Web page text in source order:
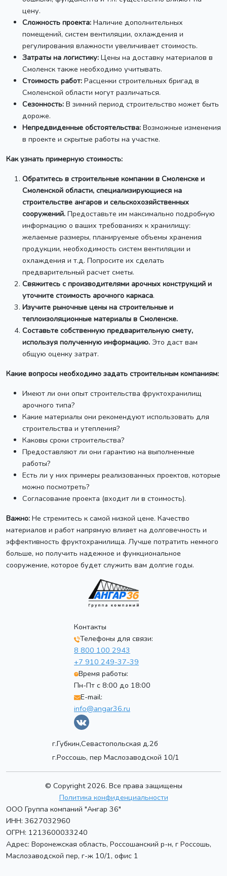
цену.
Сложность проекта: Наличие дополнительных
помещений, систем вентиляции, охлаждения и
регулирования влажности увеличивает стоимость.
Затраты на логистику: Цены на доставку материалов в
Смоленск также необходимо учитывать.
Стоимость работ: Расценки строительных бригад в
Смоленской области могут различаться.
Сезонность: В зимний период строительство может быть
дороже.
Непредвиденные обстоятельства: Возможные изменения
в проекте и скрытые работы на участке.
Как узнать примерную стоимость:
Обратитесь в строительные компании в Смоленске и
Смоленской области, специализирующиеся на
строительстве ангаров и сельскохозяйственных
сооружений. Предоставьте им максимально подробную
информацию о ваших требованиях к хранилищу:
желаемые размеры, планируемые объемы хранения
продукции, необходимость систем вентиляции и
охлаждения и т.д. Попросите их сделать
предварительный расчет сметы.
Свяжитесь с производителями арочных конструкций и
уточните стоимость арочного каркаса.
Изучите рыночные цены на строительные и
теплоизоляционные материалы в Смоленске.
Составьте собственную предварительную смету,
используя полученную информацию. Это даст вам
общую оценку затрат.
Какие вопросы необходимо задать строительным компаниям:
Имеют ли они опыт строительства фруктохранилищ
арочного типа?
Какие материалы они рекомендуют использовать для
строительства и утепления?
Каковы сроки строительства?
Предоставляют ли они гарантию на выполненные
работы?
Есть ли у них примеры реализованных проектов, которые
можно посмотреть?
Согласование проекта (входит ли в стоимость).
Важно: Не стремитесь к самой низкой цене. Качество
материалов и работ напрямую влияет на долговечность и
эффективность фруктохранилища. Лучше потратить немного
больше, но получить надежное и функциональное
сооружение, которое будет служить вам долгие годы.
Контакты
Телефоны для связи:
8 800 100 2943
+7 910 249-37-39
Время работы:
Пн-Пт с 8:00 до 18:00
E-mail:
info@angar36.ru
г.Губкин,Севастопольская д.2б
г.Россошь, пер Маслозаводской 10/1
© Copyright 2026. Все права защищены
Политика конфиденциальности
ООО Группа компаний "Ангар 36"
ИНН: 3627032960
ОГРН: 1213600033240
Адрес: Воронежская область, Россошанский р-н, г Россошь,
Маслозаводской пер, г-ж 10/1, офис 1